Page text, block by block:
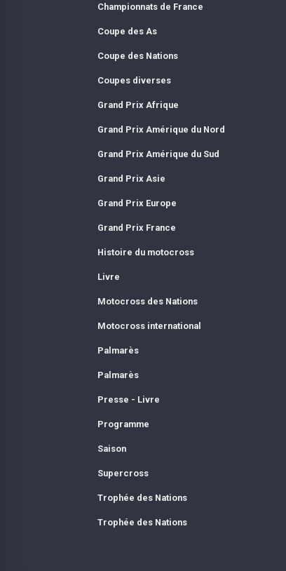
Championnats de France
Coupe des As
Coupe des Nations
Coupes diverses
Grand Prix Afrique
Grand Prix Amérique du Nord
Grand Prix Amérique du Sud
Grand Prix Asie
Grand Prix Europe
Grand Prix France
Histoire du motocross
Livre
Motocross des Nations
Motocross international
Palmarès
Palmarès
Presse - Livre
Programme
Saison
Supercross
Trophée des Nations
Trophée des Nations